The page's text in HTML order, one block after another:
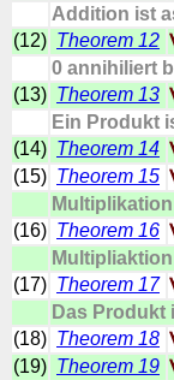
Addition ist
(12) Theorem 12
0 annihiliert
(13) Theorem 13
Ein Produkt
(14) Theorem 14
(15) Theorem 15
(16) Theorem 16
(17) Theorem 17
Das Produkt
(18) Theorem 18
(19) Theorem 19